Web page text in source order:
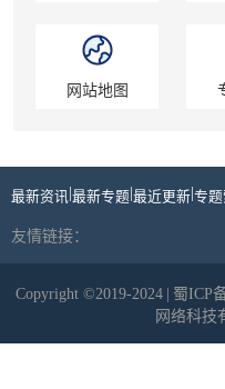
网站地图
最新资讯 最新专题 最近更新 专题
友情链接：
Copyright ©2019-2024 蜀ICP
网络科技